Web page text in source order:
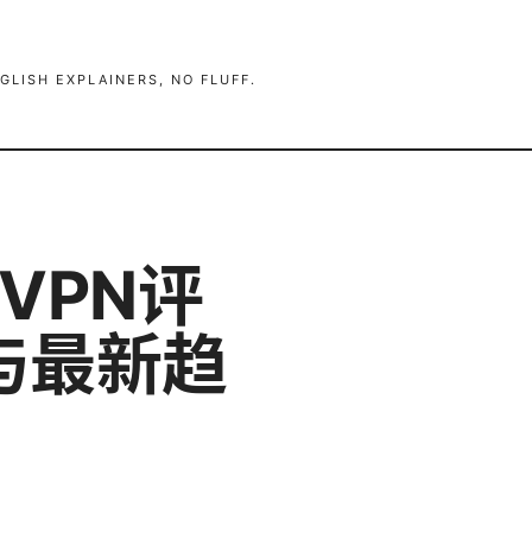
EXPLAINERS, NO FLUFF.
评
最新趋